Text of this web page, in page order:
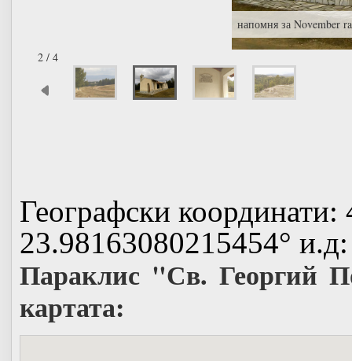
напомня за November
2 / 4
Географски
23.98163080215454° и.д:
Параклис "Св. Георгий
картата: